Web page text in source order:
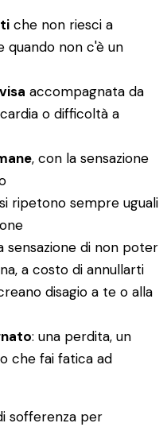
che non riesci a
non c'è un
accompagnata da
o difficoltà a
, con la sensazione
ripetono sempre uguali
sensazione di non poter
a costo di annullarti
disagio a te o alla
: una perdita, un
che fai fatica ad
sofferenza per